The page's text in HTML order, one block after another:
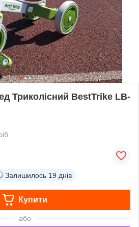
Триколісний BestTrike LB-
Залишилось 19 днів
Купити
або